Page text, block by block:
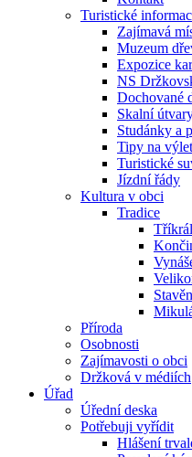
Turistické
Zajímavá
Muzeum
Expozice
NS
Dochované
Skalní
Studánky a
Tipy na
Turistické
Jízdní řády
Kultura v obci
Tradice
Příroda
Osobnosti
Zajímavosti o obci
Držková v médiích
Úřad
Úřední deska
Potřebuji vyřídit
Hlášení